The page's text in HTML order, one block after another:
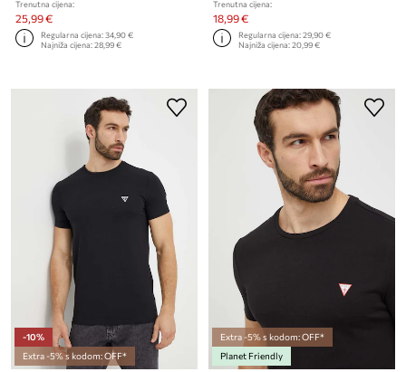
Trenutna cijena:
25,99 €
Regularna cijena:34,90 €
Najniža cijena:28,99 €
Trenutna cijena:
18,99 €
Regularna cijena:29,90 €
Najniža cijena:20,99 €
-10%
Extra -5% s kodom: OFF*
Extra -5% s kodom: OFF*
Planet Friendly